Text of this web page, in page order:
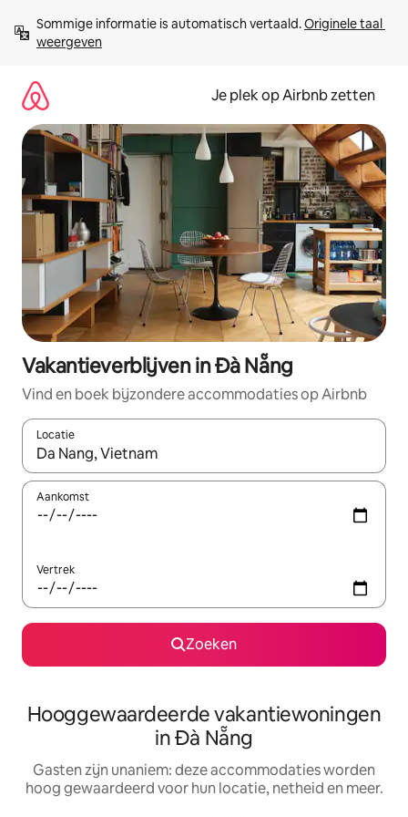
direct
naar
Sommige informatie is automatisch vertaald. Originele taal
weergeven
Je plek op Airbnb zetten
Vakantieverblijven in Đà Nẵng
Vind en boek bijzondere accommodaties op Airbnb
Locatie
Wanneer er resultaten beschikbaar zijn, maak je een keuze
Aankomst
Vertrek
Zoeken
Hooggewaardeerde vakantiewoningen
in Đà Nẵng
Gasten zijn unaniem: deze accommodaties worden
hoog gewaardeerd voor hun locatie, netheid en meer.